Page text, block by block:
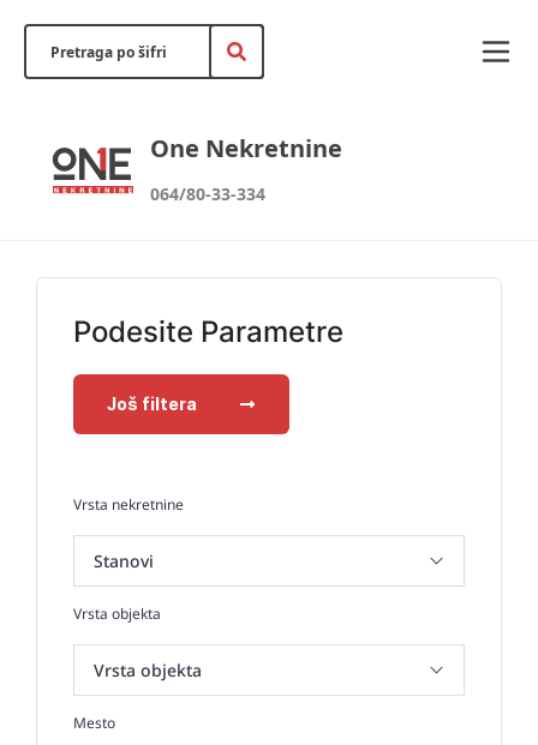
One Nekretnine
064/80-33-334
Podesite Parametre
Još filtera
Vrsta nekretnine
Vrsta objekta
Mesto